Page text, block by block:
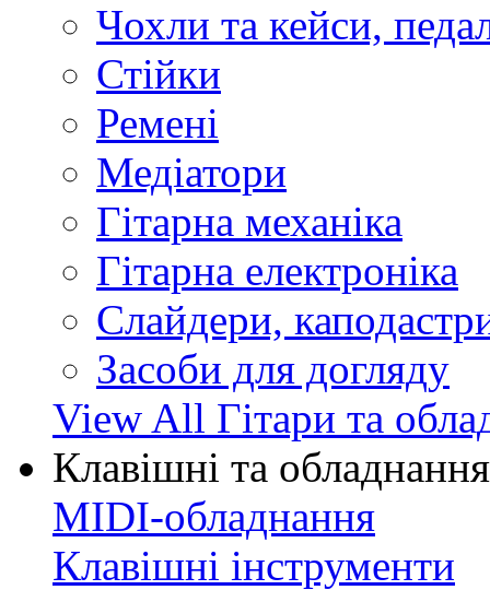
Чохли та кейси,
Стійки
Ремені
Медіатори
Гітарна механіка
Гітарна електроніка
Слайдери,
Засоби для догляду
View All Гітари та
Клавішні та обладнання
MIDI-обладнання
Клавішні інструменти